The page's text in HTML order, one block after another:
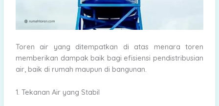
Toren air yang ditempatkan di atas menara toren
memberikan dampak baik bagi efisiensi pendistribusian
air, baik di rumah maupun di bangunan.
1. Tekanan Air yang Stabil